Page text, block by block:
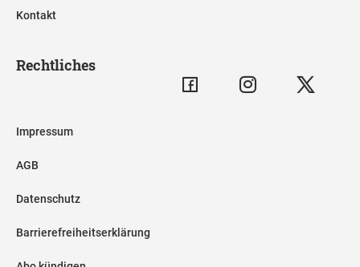
Kontakt
Rechtliches
Impressum
AGB
Datenschutz
Barrierefreiheitserklärung